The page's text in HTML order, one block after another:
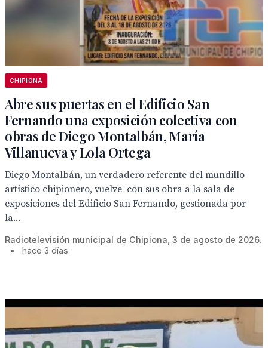
CHIPIONA
Abre sus puertas en el Edificio San
Fernando una exposición colectiva con
obras de Diego Montalbán, María
Villanueva y Lola Ortega
Diego Montalbán, un verdadero referente del mundillo
artístico chipionero, vuelve con sus obra a la sala de
exposiciones del Edificio San Fernando, gestionada por
la...
Radiotelevisión municipal de Chipiona, 3 de agosto de 2026.
•
hace 3 días